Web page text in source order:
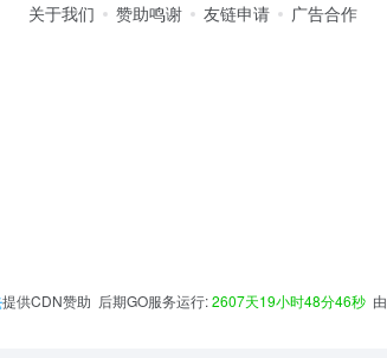
关于我们 赞助鸣谢 友链申请 广告合作
提供CDN赞助 后期GO服务运行:2607天19小时48分46秒由